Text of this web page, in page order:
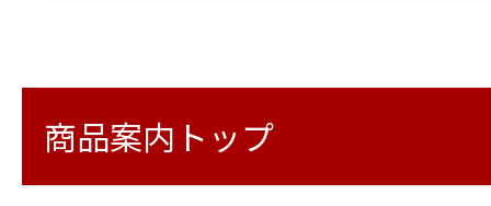
商品案内トップ